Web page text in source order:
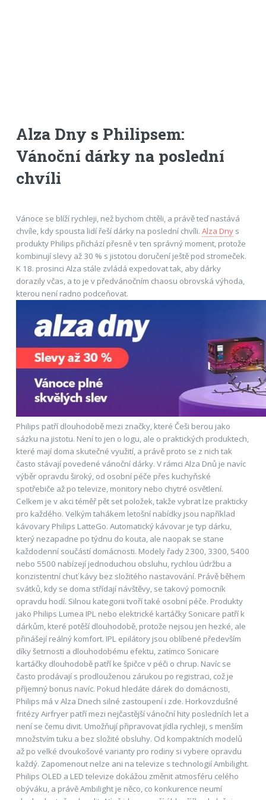
Alza Dny s Philipsem:
Vánoční dárky na poslední
chvíli
Vánoce se blíží rychleji, než bychom chtěli, a právě teď nastává
chvíle, kdy spousta lidí řeší dárky na poslední chvíli. Alza Dnys
produkty Philips přichází přesně v ten správný moment, protože
kombinují slevy až 30 % s jistotou doručení ještě pod stromeček.
K 18. prosinci Alza stále zvládá expedovat tak, aby dárky
dorazily včas, a to je v předvánočním chaosu obrovská výhoda,
kterou není radno podceňovat.
Philips patří dlouhodobě mezi značky, které Češi berou jako
sázku na jistotu. Není to jen o logu, ale o praktických produktech,
které mají doma skutečné využití, a právě proto se z nich tak
často stávají povedené vánoční dárky. V rámci Alza Dnů je navíc
výběr opravdu široký, od osobní péče přes kuchyňské
spotřebiče až po televize, monitory nebo chytré osvětlení.
Celkem je v akci téměř pět set položek, takže vybrat lze prakticky
pro každého. Velkým tahákem letošní nabídky jsou například
kávovary Philips LatteGo. Automatický kávovar je typ dárku,
který nezapadne po týdnu do kouta, ale naopak se stane
každodenní součástí domácnosti. Modely řady 2300, 3300, 5400
nebo 5500 nabízejí jednoduchou obsluhu, rychlou údržbu a
konzistentní chuť kávy bez složitého nastavování. Právě během
svátků, kdy se doma střídají návštěvy, se takový pomocník
opravdu hodí. Silnou kategorii tvoří také osobní péče. Produkty
jako Philips Lumea IPL nebo elektrické kartáčky Sonicare patří k
dárkům, které potěší dlouhodobě, protože nejsou jen hezké, ale
přinášejí reálný komfort. IPL epilátory jsou oblíbené především
díky šetrnosti a dlouhodobému efektu, zatímco Sonicare
kartáčky dlouhodobě patří ke špičce v péči o chrup. Navíc se
často prodávají s prodlouženou zárukou po registraci, což je
příjemný bonus navíc. Pokud hledáte dárek do domácnosti,
Philips má v Alza Dnech silné zastoupení i zde. Horkovzdušné
fritézy Airfryer patří mezi nejčastější vánoční hity posledních let a
není se čemu divit. Umožňují připravovat jídla rychleji, s menším
množstvím tuku a bez složité obsluhy. Od kompaktních modelů
až po velké dvoukošové varianty pro rodiny si vybere opravdu
každý. Zapomenout nelze ani na televize s technologií Ambilight.
Philips OLED a LED televize dokážou změnit atmosféru celého
obýváku, a právě Ambilight je něco, co konkurence neumí